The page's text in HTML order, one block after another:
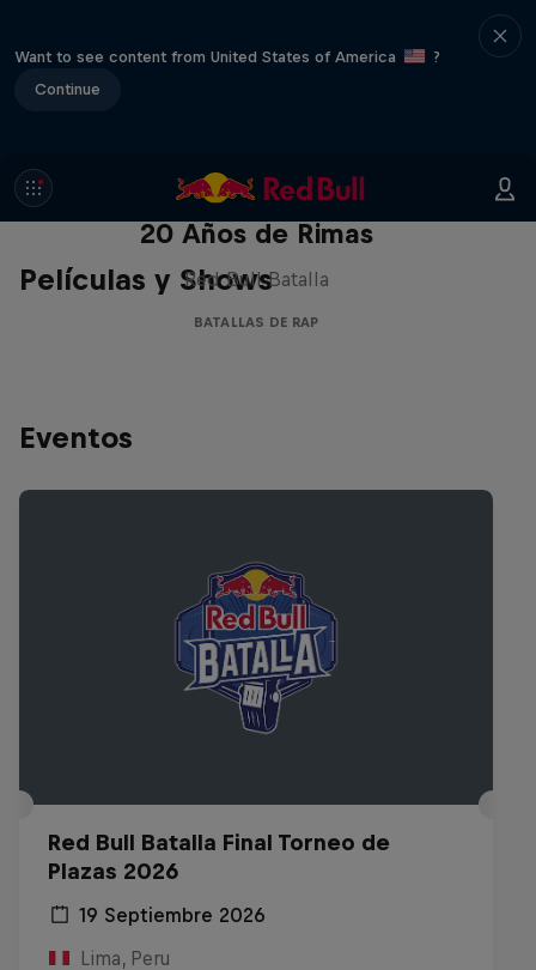
Want to see content from United States of America
?
Continue
Películas y Shows
Red Bull Batalla Nueva Historia:
20 Años de Rimas
Red Bull Batalla
BATALLAS DE RAP
Eventos
Red Bull Batalla Final Torneo de
Plazas 2026
19 Septiembre 2026
Lima, Peru